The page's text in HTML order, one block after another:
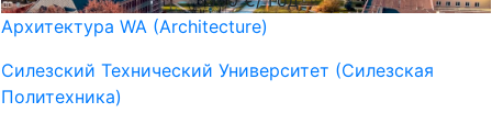
Архитектура WA (Architecture)
Силезский Технический Университет (Силезская
Политехника)